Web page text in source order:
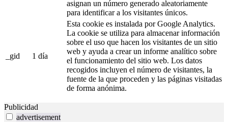
asignan un número generado aleatoriamente
para identificar a los visitantes únicos.
_gid 1 día
Esta cookie es instalada por Google Analytics.
La cookie se utiliza para almacenar información
sobre el uso que hacen los visitantes de un sitio
web y ayuda a crear un informe analítico sobre
el funcionamiento del sitio web. Los datos
recogidos incluyen el número de visitantes, la
fuente de la que proceden y las páginas visitadas
de forma anónima.
Publicidad
advertisement